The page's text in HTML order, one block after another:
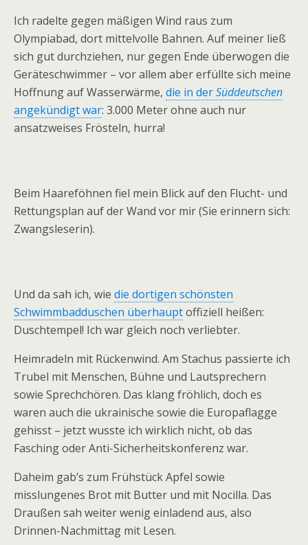
Ich radelte gegen mäßigen Wind raus zum
Olympiabad, dort mittelvolle Bahnen. Auf meiner ließ
sich gut durchziehen, nur gegen Ende überwogen die
Geräteschwimmer – vor allem aber erfüllte sich meine
Hoffnung auf Wasserwärme, die in derSüddeutschen
angekündigt war: 3.000 Meter ohne auch nur
ansatzweises Frösteln, hurra!
Beim Haareföhnen fiel mein Blick auf den Flucht- und
Rettungsplan auf der Wand vor mir (Sie erinnern sich:
Zwangsleserin).
Und da sah ich, wie die dortigen schönsten
Schwimmbadduschen überhauptoffiziell heißen:
Duschtempel! Ich war gleich noch verliebter.
Heimradeln mit Rückenwind. Am Stachus passierte ich
Trubel mit Menschen, Bühne und Lautsprechern
sowie Sprechchören. Das klang fröhlich, doch es
waren auch die ukrainische sowie die Europaflagge
gehisst – jetzt wusste ich wirklich nicht, ob das
Fasching oder Anti-Sicherheitskonferenz war.
Daheim gab’s zum Frühstück Apfel sowie
misslungenes Brot mit Butter und mit Nocilla. Das
Draußen sah weiter wenig einladend aus, also
Drinnen-Nachmittag mit Lesen.